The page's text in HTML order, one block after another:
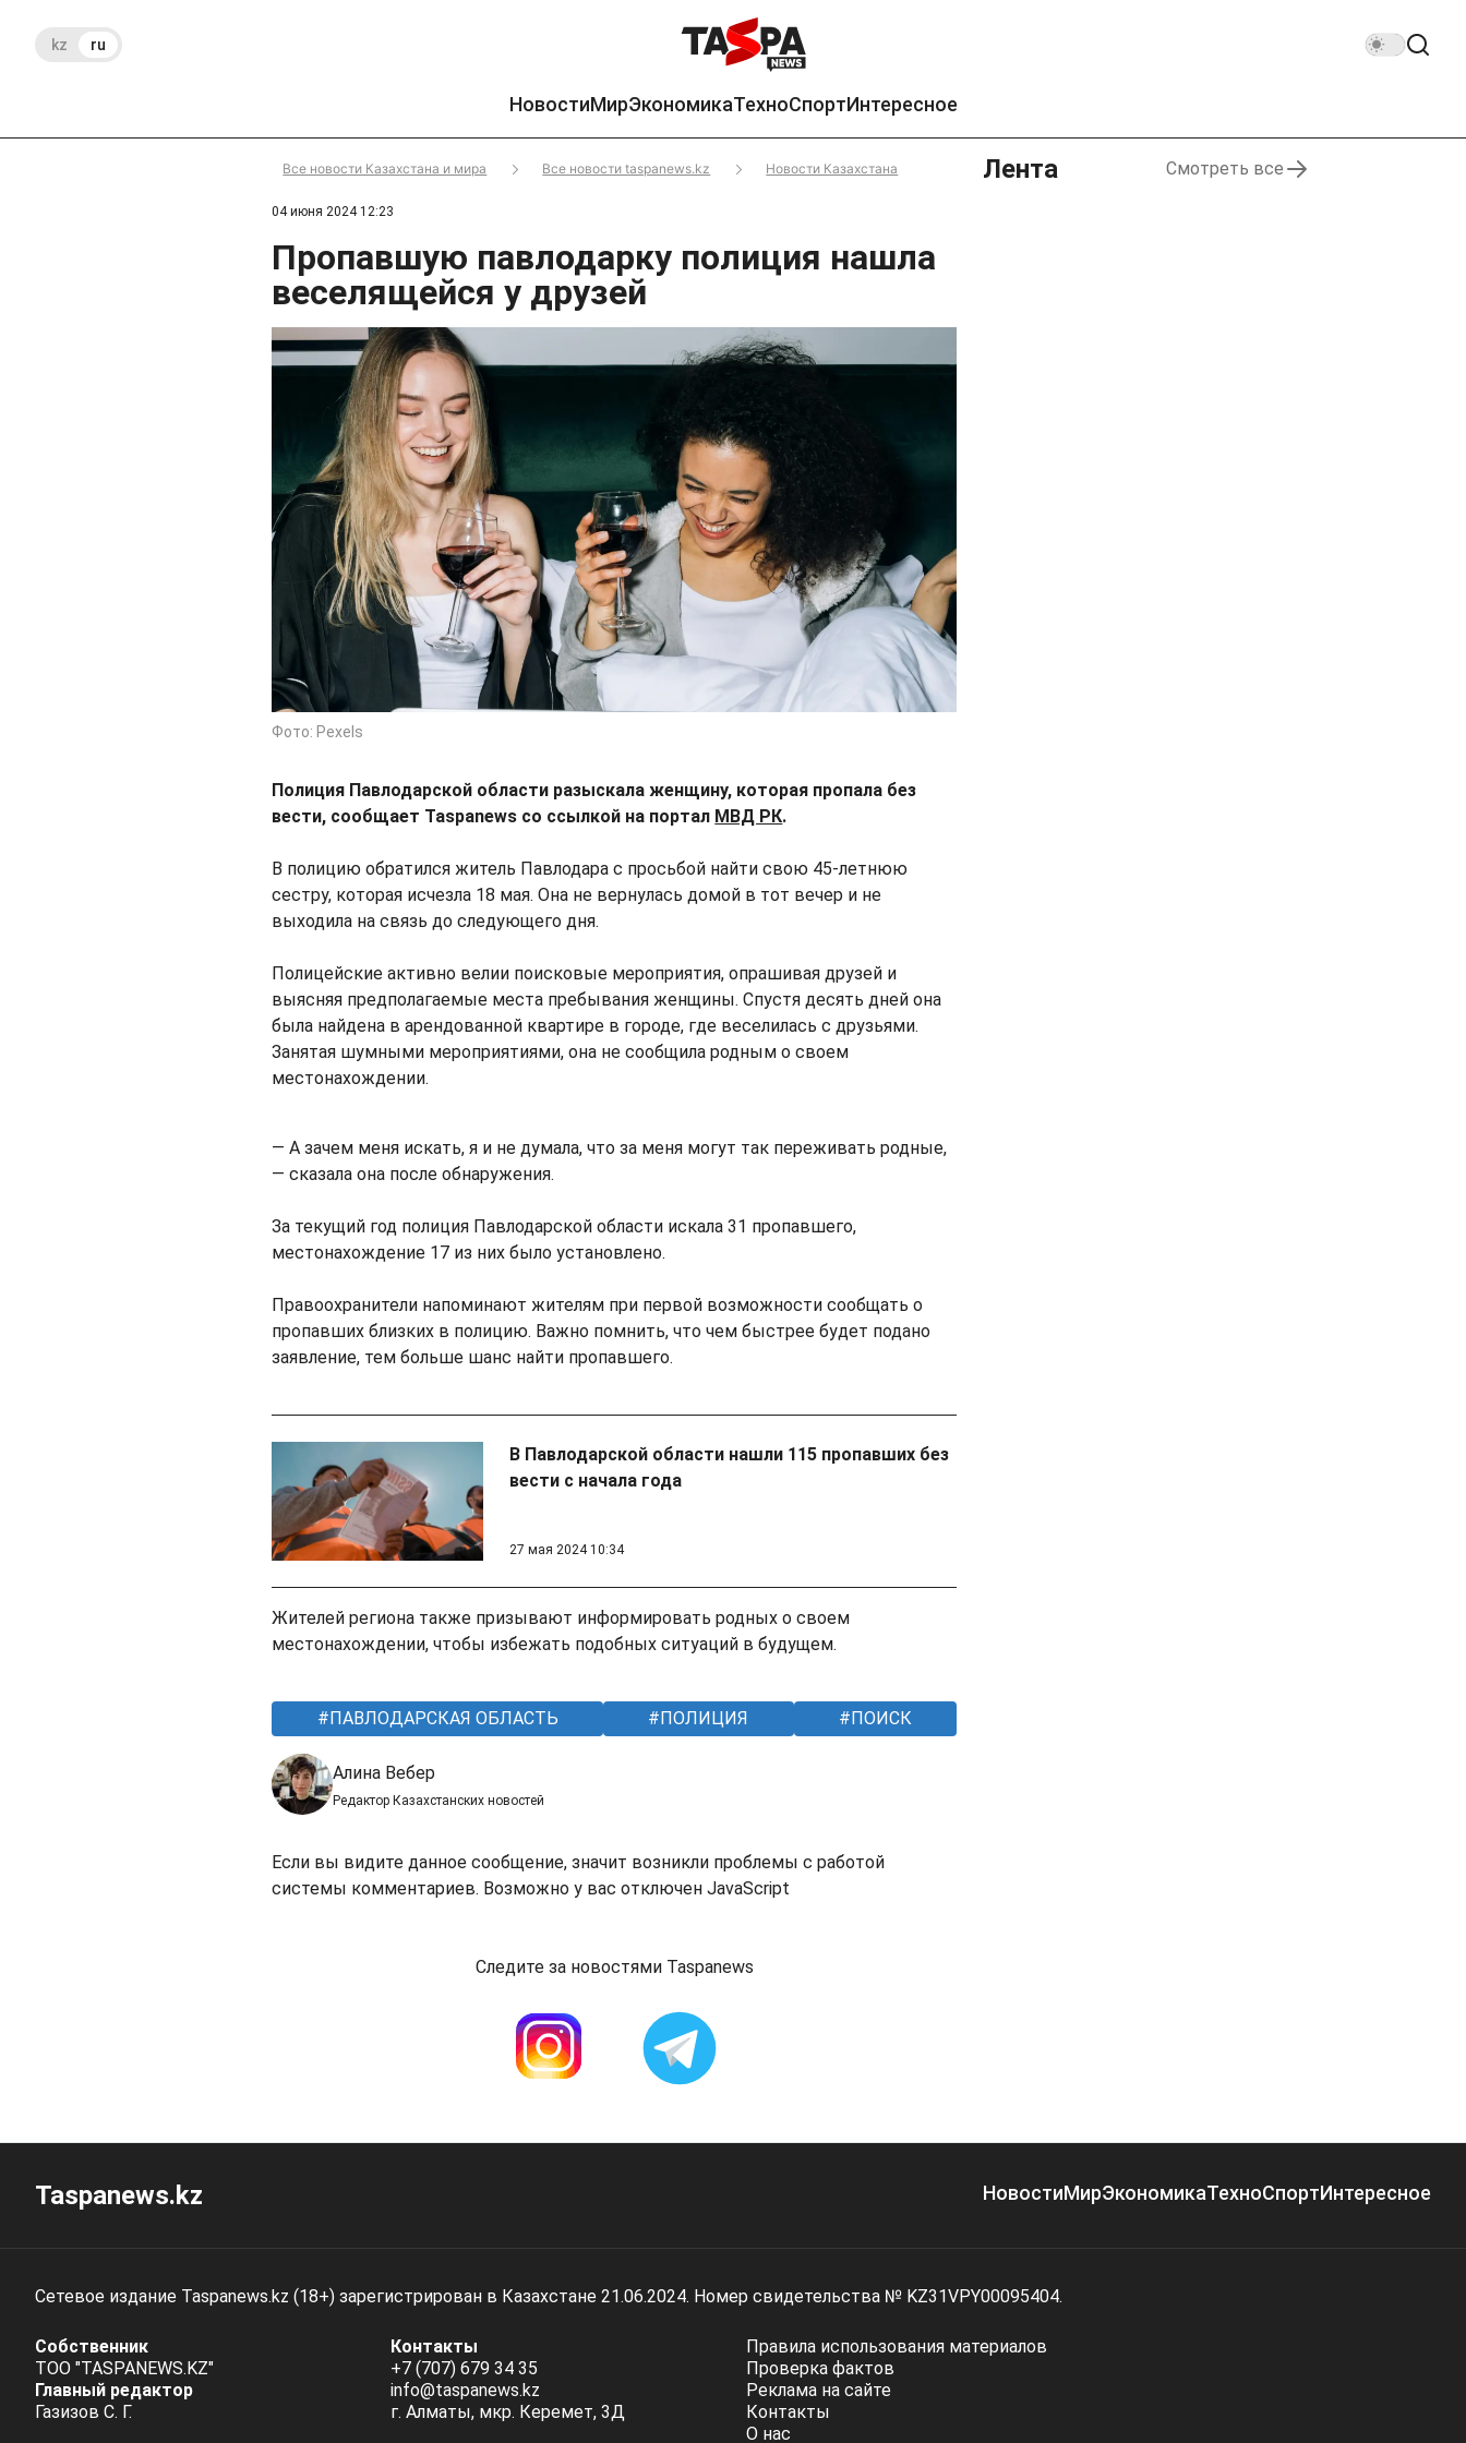
kz ru
НовостиМирЭкономикаТехноСпортИнтересное
Все новости Казахстана и мира Все новости taspanews.kz Новости Казахстана
04 июня 2024 12:23
Пропавшую павлодарку полиция нашла
веселящейся у друзей
Фото: Pexels
Полиция Павлодарской области разыскала женщину, которая пропала без
вести, сообщает Taspanews со ссылкой на портал МВД РК.
В полицию обратился житель Павлодара с просьбой найти свою 45-летнюю
сестру, которая исчезла 18 мая. Она не вернулась домой в тот вечер и не
выходила на связь до следующего дня.
Полицейские активно велии поисковые мероприятия, опрашивая друзей и
выясняя предполагаемые места пребывания женщины. Спустя десять дней она
была найдена в арендованной квартире в городе, где веселилась с друзьями.
Занятая шумными мероприятиями, она не сообщила родным о своем
местонахождении.
— А зачем меня искать, я и не думала, что за меня могут так переживать родные,
— сказала она после обнаружения.
За текущий год полиция Павлодарской области искала 31 пропавшего,
местонахождение 17 из них было установлено.
Правоохранители напоминают жителям при первой возможности сообщать о
пропавших близких в полицию. Важно помнить, что чем быстрее будет подано
заявление, тем больше шанс найти пропавшего.
В Павлодарской области нашли 115 пропавших без
вести с начала года
27 мая 2024 10:34
Жителей региона также призывают информировать родных о своем
местонахождении, чтобы избежать подобных ситуаций в будущем.
ПАВЛОДАРСКАЯ ОБЛАСТЬ ПОЛИЦИЯ ПОИСК
Алина Вебер
Редактор Казахстанских новостей
Если вы видите данное сообщение, значит возникли проблемы с работой
системы комментариев. Возможно у вас отключен JavaScript
Следите за новостями Taspanews
Лента Смотреть все
Taspanews.kz НовостиМирЭкономикаТехноСпортИнтересное
Сетевое издание Taspanews.kz (18+) зарегистрирован в Казахстане 21.06.2024. Номер свидетельства № KZ31VPY00095404.
Собственник
ТОО "TASPANEWS.KZ"
Главный редактор
Газизов С. Г.
Контакты
+7 (707) 679 34 35
info@taspanews.kz
г. Алматы, мкр. Керемет, 3Д
Правила использования материалов
Проверка фактов
Реклама на сайте
Контакты
О нас